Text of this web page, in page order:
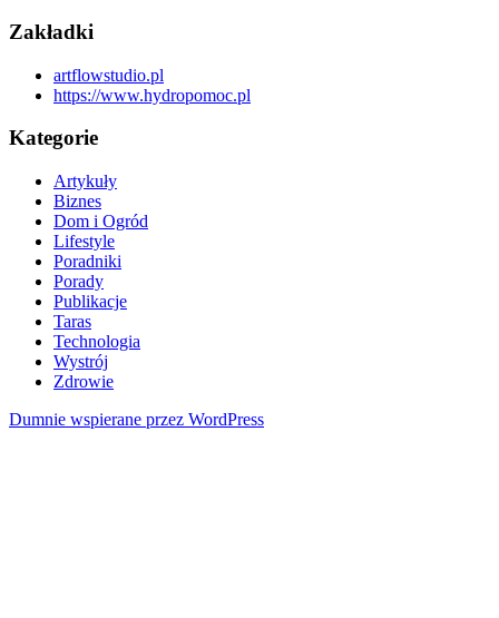
Zakładki
artflowstudio.pl
https://www.hydropomoc.pl
Kategorie
Artykuły
Biznes
Dom i Ogród
Lifestyle
Poradniki
Porady
Publikacje
Taras
Technologia
Wystrój
Zdrowie
Dumnie wspierane przez WordPress